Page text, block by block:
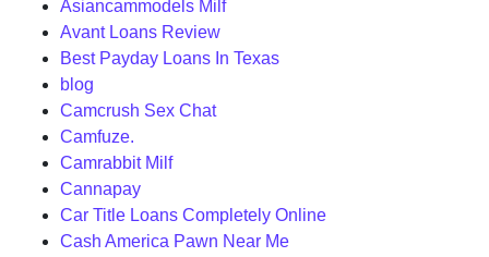
Asiancammodels Milf
Avant Loans Review
Best Payday Loans In Texas
blog
Camcrush Sex Chat
Camfuze.
Camrabbit Milf
Cannapay
Car Title Loans Completely Online
Cash America Pawn Near Me